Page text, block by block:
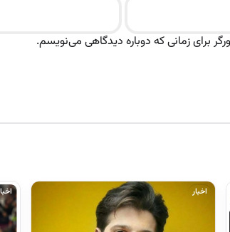
برای زمانی که دوباره دیدگاهی می‌نویسم.
اخبار